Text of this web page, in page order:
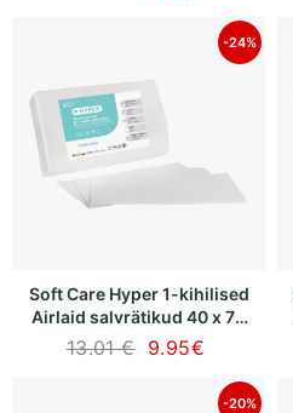
-24%
Soft Care Hyper 1-kihilised
Airlaid salvrätikud 40 x 70
cm - valge DS 80 (50 tk)
13.01 € 9.95€
-20%